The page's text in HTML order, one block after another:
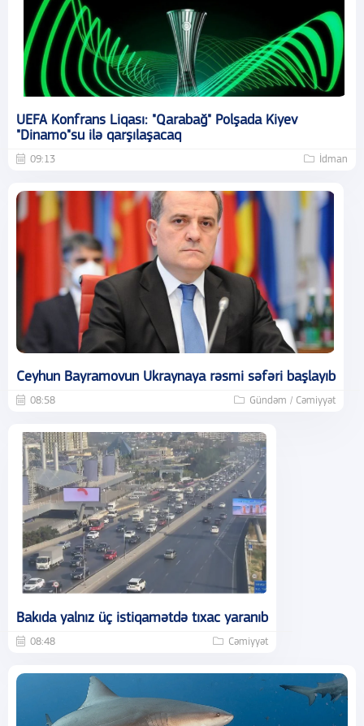
UEFA Konfrans Liqası: "Qarabağ" Polşada Kiyev
"Dinamo"su ilə qarşılaşacaq
09:13 İdman
Ceyhun Bayramovun Ukraynaya rəsmi səfəri başlayıb
08:58 Gündəm / Cəmiyyət
Bakıda yalnız üç istiqamətdə tıxac yaranıb
08:48 Cəmiyyət